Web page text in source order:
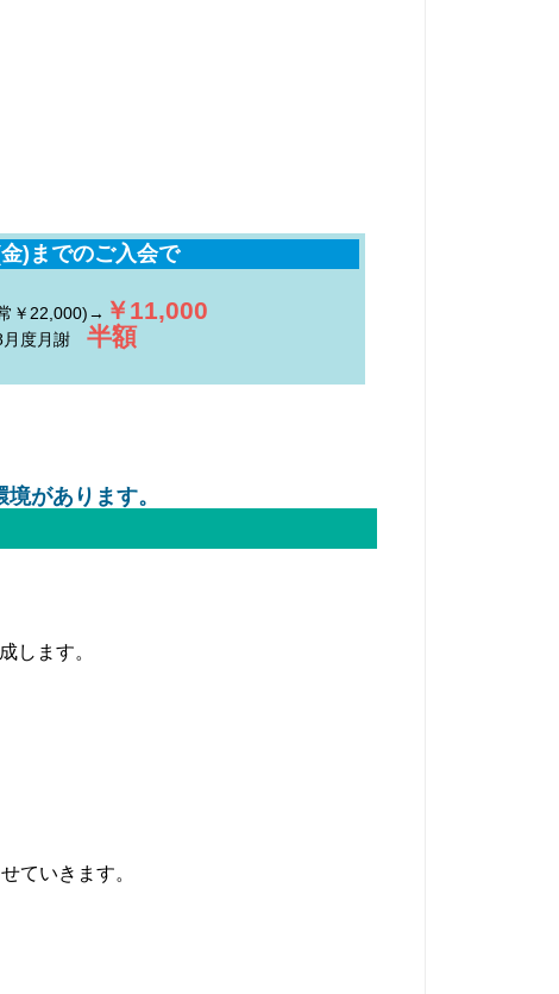
)までのご入会で
￥22,000)→ ￥11,000
月度月謝 半額
があります。
します。
ていきます。